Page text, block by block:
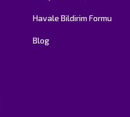
Havale Bildirim Formu
Blog